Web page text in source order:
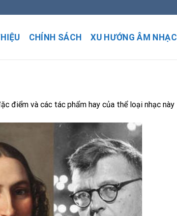
CHÍNH SÁCH XU HƯỚNG ÂM NHẠC
điểm và các tác phẩm hay của thể loại nhạc này